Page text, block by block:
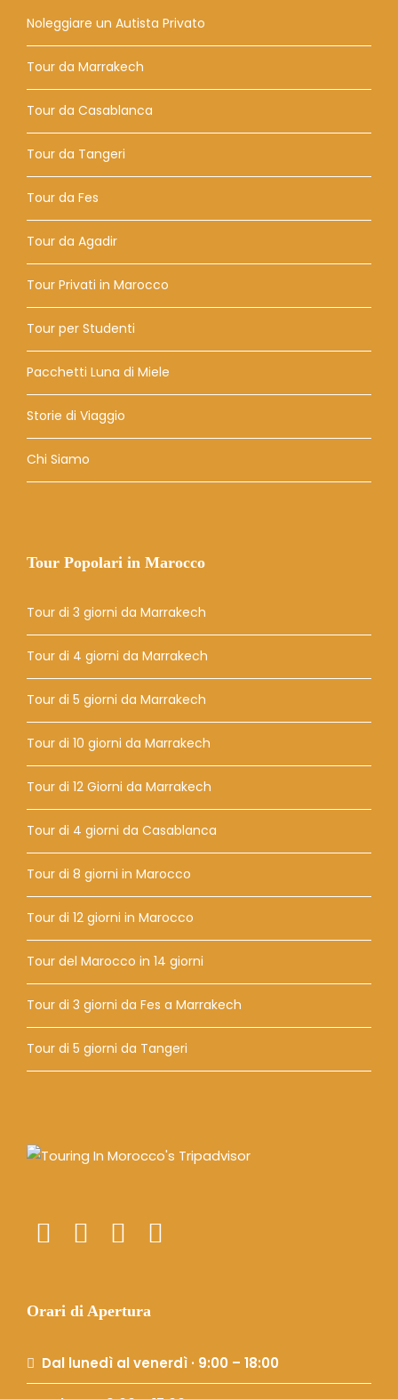
Noleggiare un Autista Privato
Tour da Marrakech
Tour da Casablanca
Tour da Tangeri
Tour da Fes
Tour da Agadir
Tour Privati ​​in Marocco
Tour per Studenti
Pacchetti Luna di Miele
Storie di Viaggio
Chi Siamo
Tour Popolari in Marocco
Tour di 3 giorni da Marrakech
Tour di 4 giorni da Marrakech
Tour di 5 giorni da Marrakech
Tour di 10 giorni da Marrakech
Tour di 12 Giorni da Marrakech
Tour di 4 giorni da Casablanca
Tour di 8 giorni in Marocco
Tour di 12 giorni in Marocco
Tour del Marocco in 14 giorni
Tour di 3 giorni da Fes a Marrakech
Tour di 5 giorni da Tangeri
Orari di Apertura
Dal lunedì al venerdì · 9:00 – 18:00